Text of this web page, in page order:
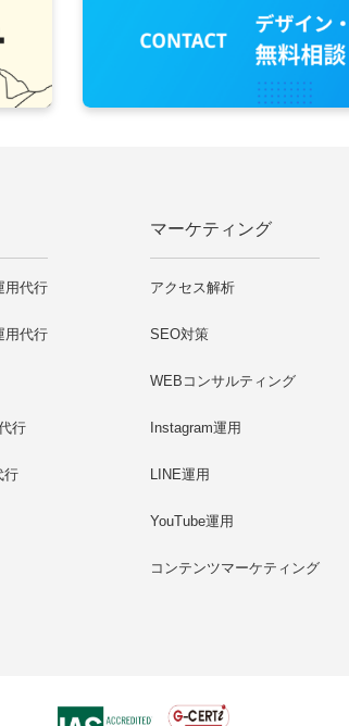
用代行
用代行
行
行
マーケティング
アクセス解析
SEO対策
WEBコンサルティング
Instagram運用
LINE運用
YouTube運用
コンテンツマーケティング